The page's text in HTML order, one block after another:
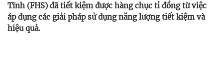
Tĩnh (FHS) đã tiết kiệm được hàng chục tỉ đồng từ việc
áp dụng các giải pháp sử dụng năng lượng tiết kiệm và
hiệu quả.